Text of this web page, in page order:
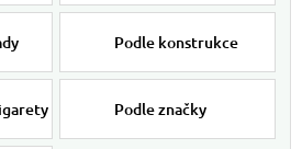
Podle konstrukce
Podle značky